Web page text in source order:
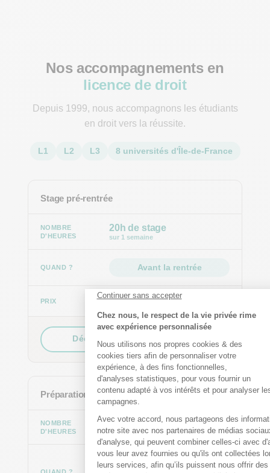
Nos accompagnements en
licence de droit
Depuis 1999, nous accompagnons les étudiants
en droit vers la réussite.
L1 L2 L3 8 universités d'Île-de-France
Stage pré-rentrée
Préparation des TD
20h de stage
sur 1 semaine
4h par semaine
Avant la rentrée
1 semestre
370 €
Découvrir le stage pré-rentrée